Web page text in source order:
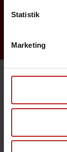
Statistik
Marketing